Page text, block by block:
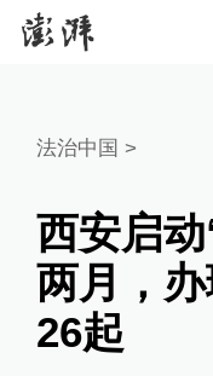
法治中国 >
西安启
两月，
26起